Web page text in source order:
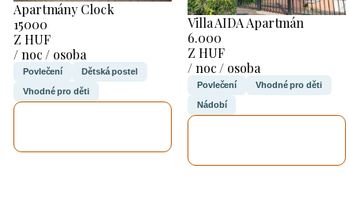
Apartmány Clock
15000
Z HUF
/ noc / osoba
Povlečení Dětská postel
Vhodné pro děti
Villa AIDA Apartmán
6.000
Z HUF
/ noc / osoba
Povlečení Vhodné pro děti
Nádobí